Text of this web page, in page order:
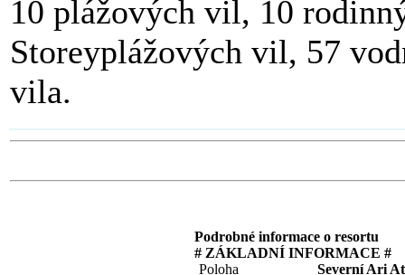
10 plážových vil, 10
Storeyplážových vil, 57
vila.
Podrobné informace o resortu
# ZÁKLADNÍ INFORMACE #
Poloha
Severní Ari